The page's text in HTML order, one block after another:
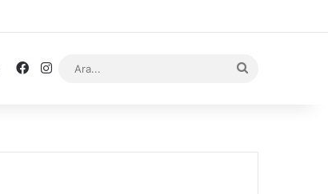
Facebook
Instagram